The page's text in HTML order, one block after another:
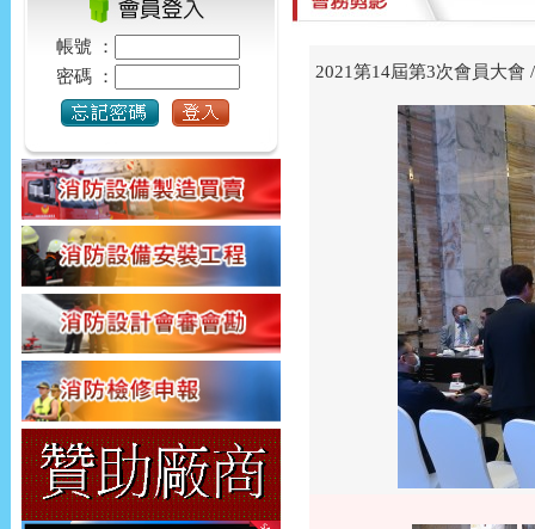
帳號 ：
密碼 ：
2021第14屆第3次會員大會